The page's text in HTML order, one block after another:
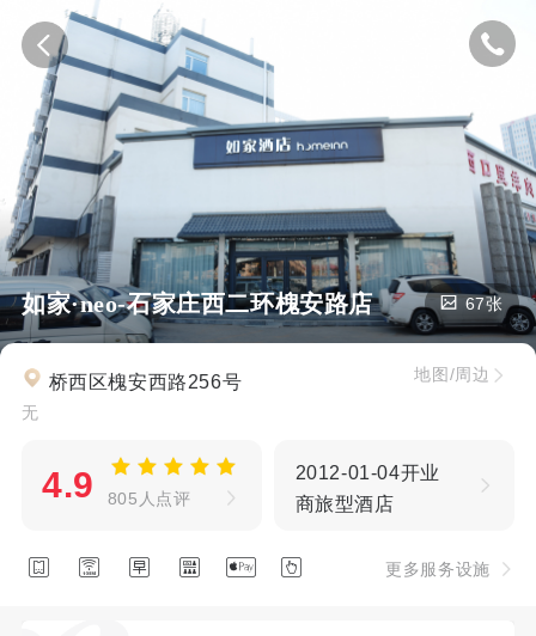
如家·neo-石家庄西二环槐安路店 67张
桥西区槐安西路256号
无
地图/周边
4.9 805人点评
2012-01-04开业
商旅型酒店
      更多服务设施